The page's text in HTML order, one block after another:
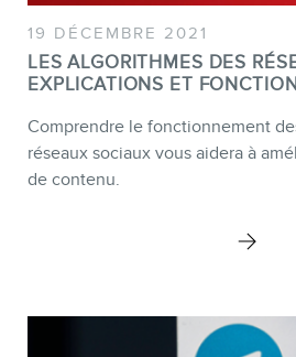
19 DÉCEMBRE 2021
LES ALGORITHMES DES
EXPLICATIONS ET
Comprendre le fonctionnement
réseaux sociaux vous aidera à
de contenu.